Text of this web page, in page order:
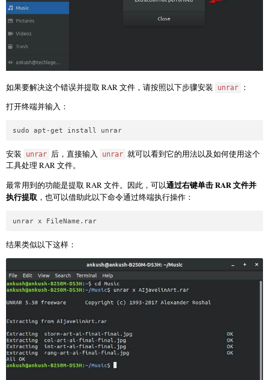
如果要解决这个错误并提取 RAR 文件，请按照以下步骤安装 unrar
：
打开终端并输入：
sudo apt-get install unrar
安装 unrar 后，直接输入 unrar 就可以看到它的用法以及如何使用这个
工具处理 RAR 文件。
最常用到的功能是提取 RAR 文件。因此，可以通过右键单击 RAR 文件并
执行提取 ，也可以借助此以下命令通过终端执行操作：
unrar x FileName.rar
结果类似以下这样：